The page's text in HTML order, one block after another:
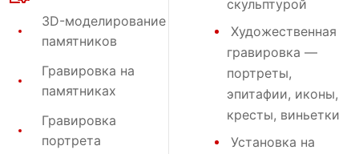
3D-моделирование
памятников
Гравировка на
памятниках
Гравировка
портрета
скульптурой
Художественная
гравировка —
портреты,
эпитафии, иконы,
кресты, виньетки
Установка на